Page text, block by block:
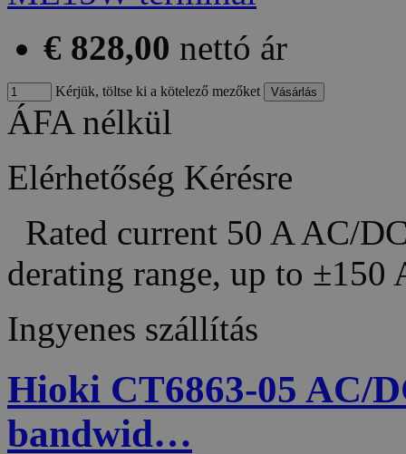
€ 828,00 nettó ár
Kérjük, töltse ki a kötelező mezőket
ÁFA nélkül
Elérhetőség Kérésre
Rated current 50 A AC/
derating range, up to
Ingyenes szállítás
Hioki CT6863-05 AC/
bandwid…